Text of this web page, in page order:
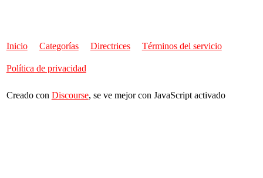
Inicio Categorías Directrices Términos del servicio
Política de privacidad
Creado con Discourse, se ve mejor con JavaScript activado